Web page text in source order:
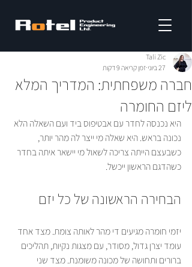
חברה משפחתית: המדריך המלא
ליזם החומרה
Tali Zic
27 ביוני
זמן קריאה 9 דקות
היא נכנסה לחדר עם אבטיפוס ביד ועם השאלה הלא
נכונה בראש. היא שאלה מי ייצר לה מהר יותר,
כשבעצם הייתה צריכה לשאול מי יישאר איתה בחדר
כשהדגם הראשון ייכשל.
הבחירה הראשונה של כל יזם
יזמי חומרה מגיעים די מהר לאותה צומת. מצד אחד
עומד יצרן גדול, מסודר, עם מצגות נקיות, תהליכים
ברורים ותחושה של מכונה משומנת. מצד שני